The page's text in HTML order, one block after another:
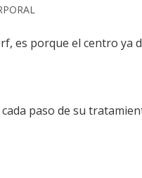
es porque el centro ya
paso de su